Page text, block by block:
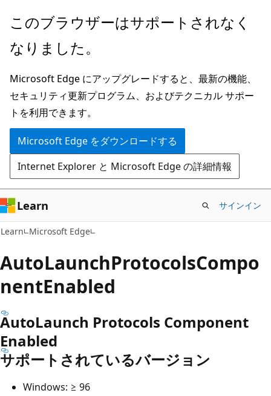
メ
ン
ン
テ
ン
ツ
に
ス
キ
ッ
プ
このブラウザーはサポートされなく
なりました。
Microsoft Edge にアップグレードすると、最新の機能、
セキュリティ更新プログラム、およびテクニカル サポー
トを利用できます。
Microsoft Edge をダウンロードする
Internet Explorer と Microsoft Edge の詳細情報
Learn サインイン
Learn Microsoft Edge
AutoLaunchProtocolsCompo
nentEnabled
AutoLaunch Protocols Component
Enabled
サポートされているバージョン
Windows: ≥ 96